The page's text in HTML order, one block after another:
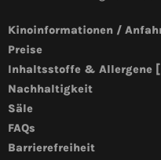
Kinoinformationen /
Preise
Inhaltsstoffe & Allergene
Nachhaltigkeit
Säle
FAQs
Barrierefreiheit